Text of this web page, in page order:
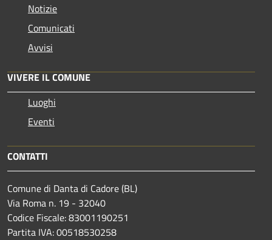
Notizie
Comunicati
Avvisi
VIVERE IL COMUNE
Luoghi
Eventi
CONTATTI
Comune di Danta di Cadore (BL)
Via Roma n. 19 - 32040
Codice Fiscale: 83001190251
Partita IVA: 00518530258